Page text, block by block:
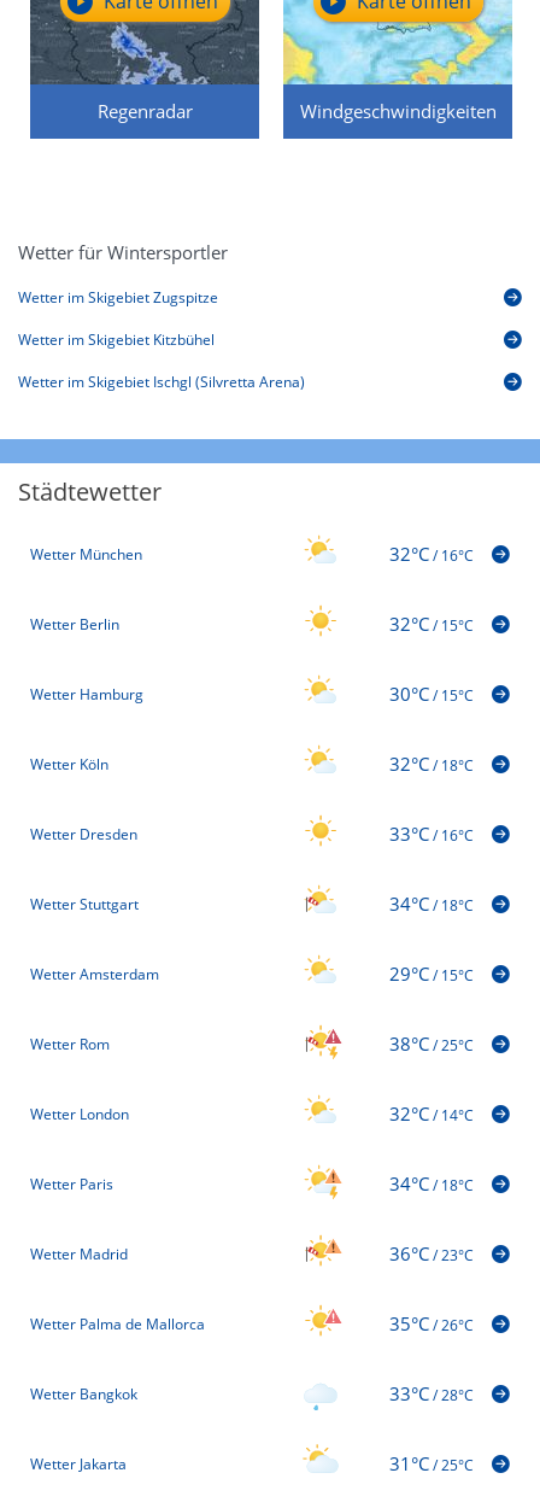
Regenradar Windgeschwindigkeiten
Wetter für Wintersportler
Wetter im Skigebiet Zugspitze
Wetter im Skigebiet Kitzbühel
Wetter im Skigebiet Ischgl (Silvretta Arena)
Städtewetter
Wetter München 32°C/16°C
Wetter Berlin 32°C/15°C
Wetter Hamburg 30°C/15°C
Wetter Köln 32°C/18°C
Wetter Dresden 33°C/16°C
Wetter Stuttgart 34°C/18°C
Wetter Amsterdam 29°C/15°C
Wetter Rom 38°C/25°C
Wetter London 32°C/14°C
Wetter Paris 34°C/18°C
Wetter Madrid 36°C/23°C
Wetter Palma de Mallorca 35°C/26°C
Wetter Bangkok 33°C/28°C
Wetter Jakarta 31°C/25°C